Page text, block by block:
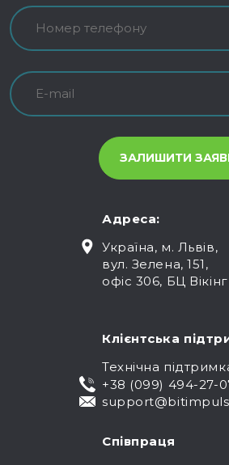
Адреса:
Україна, м. Львів,
вул. Зелена, 151,
офіс 306, БЦ Вікінг
Клієнтська
Технічна
+38 (099) 494-27-
Співпраця